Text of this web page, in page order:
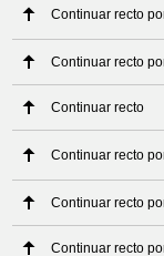
Continuar recto
Continuar recto
Continuar recto
Continuar recto
Continuar recto
Continuar recto